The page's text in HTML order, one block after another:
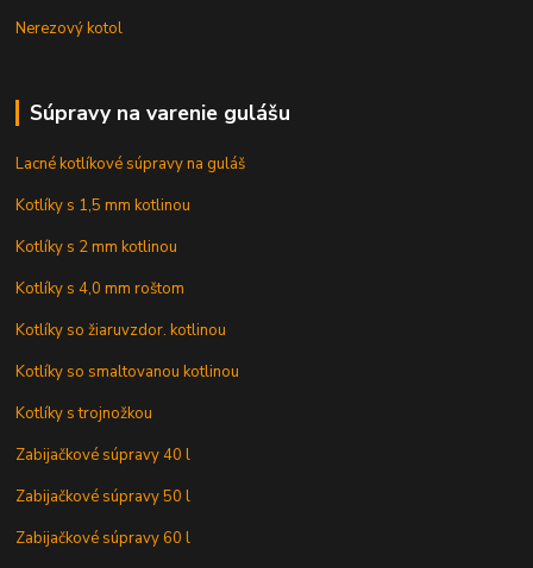
Nerezový kotol
Súpravy na varenie gulášu
Lacné kotlíkové súpravy na guláš
Kotlíky s 1,5 mm kotlinou
Kotlíky s 2 mm kotlinou
Kotlíky s 4,0 mm roštom
Kotlíky so žiaruvzdor. kotlinou
Kotlíky so smaltovanou kotlinou
Kotlíky s trojnožkou
Zabijačkové súpravy 40 l
Zabijačkové súpravy 50 l
Zabijačkové súpravy 60 l